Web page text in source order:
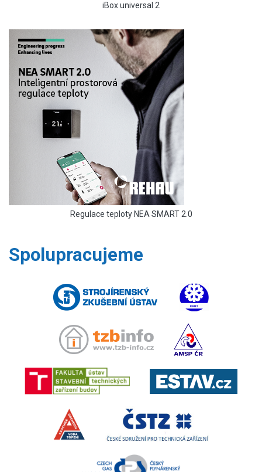
iBox universal 2
Regulace teploty NEA SMART 2.0
Spolupracujeme